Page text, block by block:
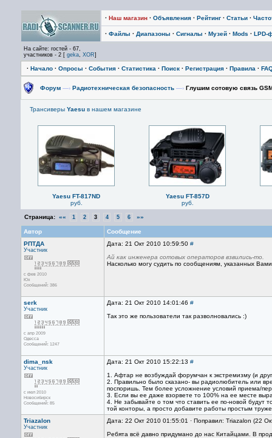
· Наш магазин · Объявления · Рейтинг · Статьи ·
· Файлы · Диапазоны · Сигналы · Музей · Mods · LPD-
На сайте: гостей - 67,
участников - 2 [ geka, XOR]
· Начало · Опросы · События · Статистика · Поиск · Регистрация · Правила ·
Форум —› Радиотехническая безопасность —› Глушим сотовую связь
Трансиверы Yaesu в нашем магазине
Yaesu FT-817ND
руб.
Yaesu FT-857D
руб.
Страница: «« 1 2 3 4 5 6 »»
Автор
Сообщение
РПТДА
Участник
с фев 2010
Юх
Сообщений: 386
Дата: 21 Окт 2010 10:59:50 #
Ай как инженера сотовых операторов взвились-то.
Насколько могу судить по сообщениям, указанных
serk
Участник
с апр 2009
Одесса
Сообщений: 1247
Дата: 21 Окт 2010 14:01:46 #
Так это же пользователи так разволновались :)
dima_nsk
Участник
с июл 2010
Новосибирск
Сообщений: 85
Дата: 21 Окт 2010 15:22:13 #
1. Афтар не возбуждай форумчан к экстремизму (и
2. Правильно было сказано- вы радиолюбитель или
поспоришь. Тем более усложнение условий приема/
3. Если вы ее даже взорвете то 100% на ее месте
4. Не забывайте о том что ставить ее по-новой будут
той конторы, а просто добавите работы простым
Triazalon
Участник
Дата: 22 Окт 2010 01:55:01 · Поправил: Triazalon (22
Ребята всё давно придумано до нас Китайцами. В